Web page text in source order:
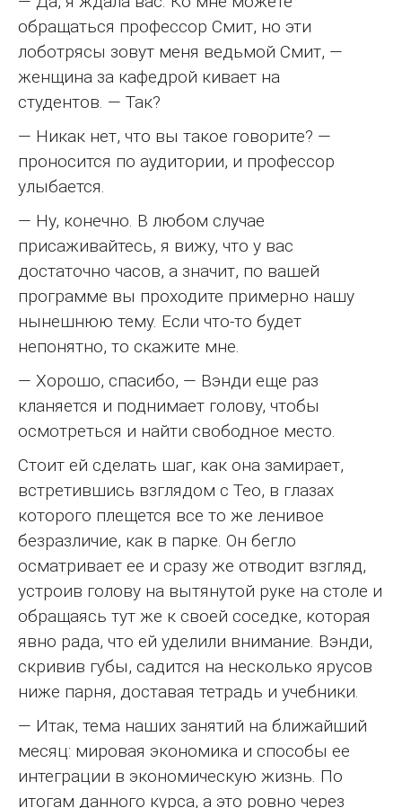
обращаться профессор Смит, но эти
лоботрясы зовут меня ведьмой Смит, —
женщина за кафедрой кивает на
студентов. — Так?
— Никак нет, что вы такое говорите? —
проносится по аудитории, и профессор
улыбается.
— Ну, конечно. В любом случае
присаживайтесь, я вижу, что у вас
достаточно часов, а значит, по вашей
программе вы проходите примерно нашу
нынешнюю тему. Если что-то будет
непонятно, то скажите мне.
— Хорошо, спасибо, — Вэнди еще раз
кланяется и поднимает голову, чтобы
осмотреться и найти свободное место.
Стоит ей сделать шаг, как она замирает,
встретившись взглядом с Тео, в глазах
которого плещется все то же ленивое
безразличие, как в парке. Он бегло
осматривает ее и сразу же отводит взгляд,
устроив голову на вытянутой руке на столе и
обращаясь тут же к своей соседке, которая
явно рада, что ей уделили внимание. Вэнди,
скривив губы, садится на несколько ярусов
ниже парня, доставая тетрадь и учебники.
— Итак, тема наших занятий на ближайший
месяц: мировая экономика и способы ее
интеграции в экономическую жизнь. По
итогам данного курса, а это ровно через